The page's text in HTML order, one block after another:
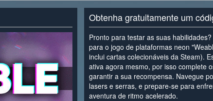
Obtenha gratuitamente um
Pronto para testar as suas
para o jogo de plataformas neon
inclui cartas colecionáveis da Steam).
ativa agora mesmo, por isso complete
garantir a sua recompensa. Navegue
lasers e serras, e prepare-se para
aventura de ritmo acelerado.